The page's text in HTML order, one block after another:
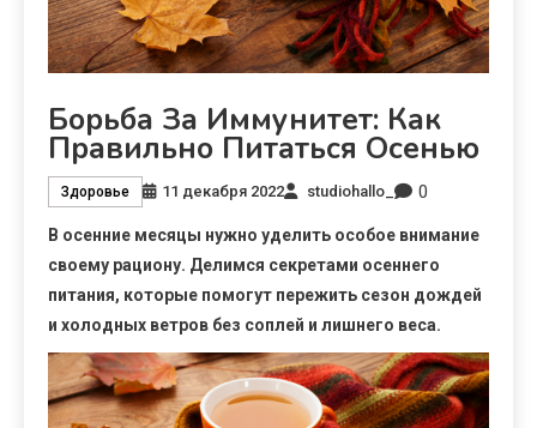
Борьба За Иммунитет: Как
Правильно Питаться Осенью
Здоровье 11 декабря 2022 studiohallo_ 0
В осенние месяцы нужно уделить особое внимание
своему рациону. Делимся секретами осеннего
питания, которые помогут пережить сезон дождей
и холодных ветров без соплей и лишнего веса.